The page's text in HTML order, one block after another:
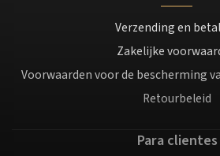
Verzending en
Zakelijke
Voorwaarden voor de bescherming
Retourbeleid
Para clientes